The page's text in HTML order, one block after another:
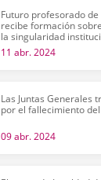
Futuro profesorado
recibe formación
la singularidad
11 abr. 2024
Las Juntas Generales
por el fallecimiento
09 abr. 2024